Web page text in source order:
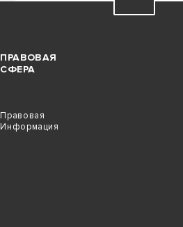
ПРАВОВАЯ
СФЕРА
Правовая
Информация